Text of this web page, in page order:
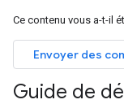
Ce contenu vous a-t-il
Envoyer des
Guide de